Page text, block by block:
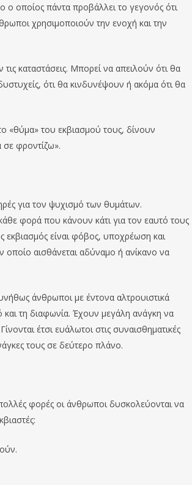
ο οποίος πάντα προβάλλει το γεγονός ότι
χρησιμοποιούν την ενοχή και την
καταστάσεις. Μπορεί να απειλούν ότι θα
ότι θα κινδυνέψουν ή ακόμα ότι θα
του εκβιασμού τους, δίνουν
φροντίζω».
για τον ψυχισμό των θυμάτων.
φορά που κάνουν κάτι για τον εαυτό τους
εκβιασμός είναι φόβος, υποχρέωση και
οποίο αισθάνεται αδύναμο ή ανίκανο να
άνθρωποι με έντονα αλτρουιστικά
τη διαφωνία. Έχουν μεγάλη ανάγκη να
έτσι ευάλωτοι στις συναισθηματικές
τους σε δεύτερο πλάνο.
φορές οι άνθρωποι δυσκολεύονται να